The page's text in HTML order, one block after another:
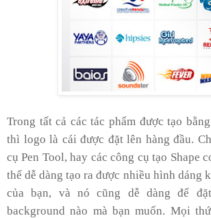
Trong tất cả các tác phẩm được tạo
thì logo là cái được đặt lên hàng đầu.
cụ Pen Tool, hay các công cụ tạo Shape
thể dễ dàng tạo ra được nhiều hình dáng
của bạn, và nó cũng dễ dàng để
background nào mà bạn muốn. Mọi